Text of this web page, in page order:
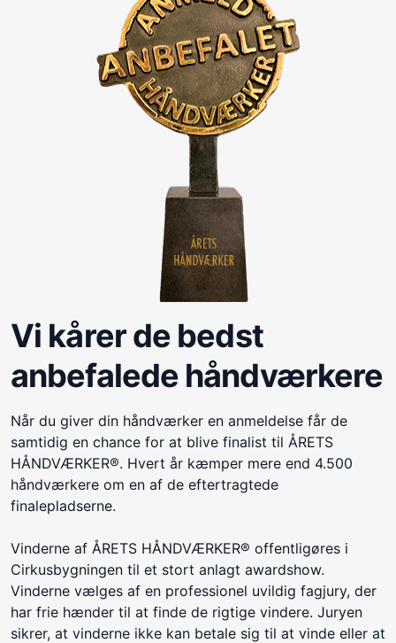
Vi kårer de bedst
anbefalede håndværkere
Når du giver din håndværker en anmeldelse får de
samtidig en chance for at blive finalist til ÅRETS
HÅNDVÆRKER®. Hvert år kæmper mere end 4.500
håndværkere om en af de eftertragtede
finalepladserne.
Vinderne af ÅRETS HÅNDVÆRKER® offentligøres i
Cirkusbygningen til et stort anlagt awardshow.
Vinderne vælges af en professionel uvildig fagjury, der
har frie hænder til at finde de rigtige vindere. Juryen
sikrer, at vinderne ikke kan betale sig til at vinde eller at